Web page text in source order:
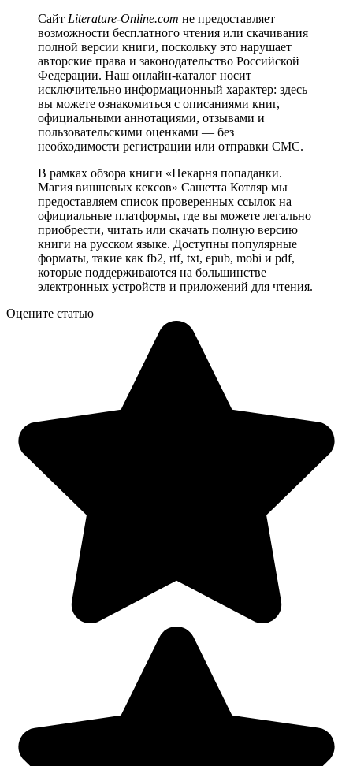
Сайт Literature-Online.com не предоставляет
возможности бесплатного чтения или скачивания
полной версии книги, поскольку это нарушает
авторские права и законодательство Российской
Федерации. Наш онлайн-каталог носит
исключительно информационный характер: здесь
вы можете ознакомиться с описаниями книг,
официальными аннотациями, отзывами и
пользовательскими оценками — без
необходимости регистрации или отправки СМС.
В рамках обзора книги «Пекарня попаданки.
Магия вишневых кексов» Сашетта Котляр мы
предоставляем список проверенных ссылок на
официальные платформы, где вы можете легально
приобрести, читать или скачать полную версию
книги на русском языке. Доступны популярные
форматы, такие как fb2, rtf, txt, epub, mobi и pdf,
которые поддерживаются на большинстве
электронных устройств и приложений для чтения.
Оцените статью